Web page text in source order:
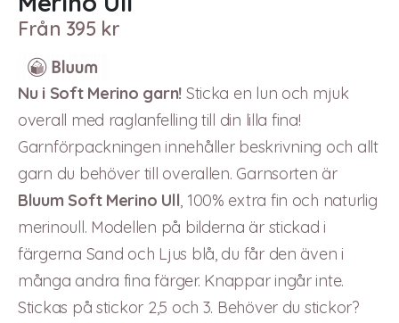
Från 395 kr
Nu i Soft Merino garn! Sticka en lun och mjuk
overall med raglanfelling till din lilla fina!
Garnförpackningen innehåller beskrivning och allt
garn du behöver till overallen. Garnsorten är
Bluum Soft Merino Ull, 100% extra fin och naturlig
merinoull. Modellen på bilderna är stickad i
färgerna Sand och Ljus blå, du får den även i
många andra fina färger. Knappar ingår inte.
Stickas på stickor 2,5 och 3. Behöver du stickor?